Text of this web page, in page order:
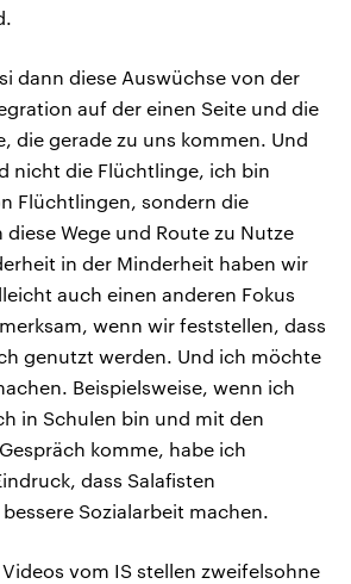
dann diese Auswüchse von der
auf der einen Seite und die
die gerade zu uns kommen. Und
nicht die Flüchtlinge, ich bin
Flüchtlingen, sondern die
diese Wege und Route zu Nutze
in der Minderheit haben wir
auch einen anderen Fokus
wenn wir feststellen, dass
genutzt werden. Und ich möchte
Beispielsweise, wenn ich
in Schulen bin und mit den
komme, habe ich
dass Salafisten
Sozialarbeit machen.
vom IS stellen zweifelsohne